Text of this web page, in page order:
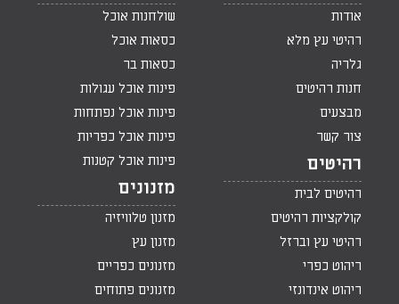
אודות
רהיטי עץ מלא
גלריה
חנות רהיטים
מבצעים
צור קשר
רהיטים
רהיטים לבית
קולקציות רהיטים
רהיטי עץ וברזל
ריהוט כפרי
ריהוט אינדונזי
שולחנות אוכל
כסאות אוכל
כסאות בר
פינות אוכל עגולות
פינות אוכל נפתחות
פינות אוכל כפריות
פינות אוכל קטנות
מזנונים
מזנון טלוויזיה
מזנון עץ
מזנונים כפריים
מזנונים פתוחים